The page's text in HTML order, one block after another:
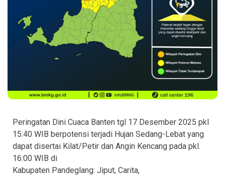
Peringatan Dini Cuaca Banten tgl 17 Desember 2025 pkl
15:40 WIB berpotensi terjadi Hujan Sedang-Lebat yang
dapat disertai Kilat/Petir dan Angin Kencang pada pkl.
16:00 WIB di
Kabupaten Pandeglang: Jiput, Carita,